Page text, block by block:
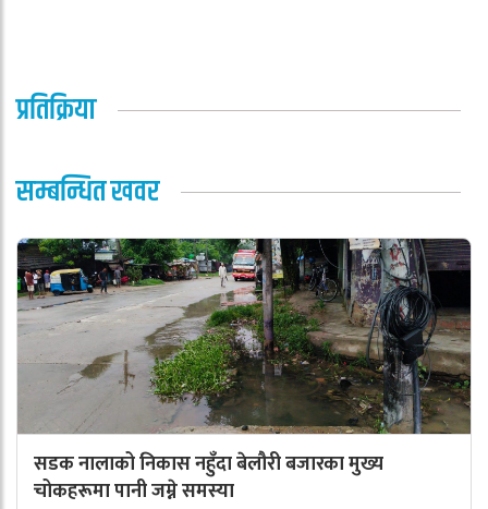
प्रतिक्रिया
सम्बन्धित खवर
सडक नालाको निकास नहुँदा बेलौरी बजारका मुख्य
चोकहरूमा पानी जम्ने समस्या